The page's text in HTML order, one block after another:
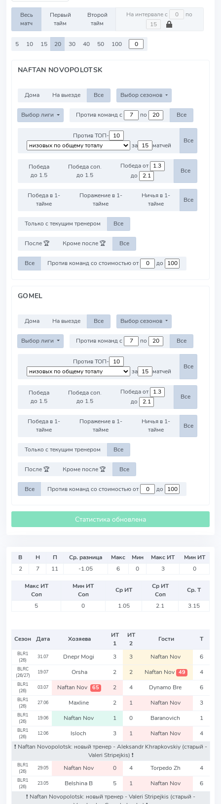
Весь
матч
Первый
тайм
Второй
тайм
На интервале с по
5 10 15 20 30 40 50 100
NAFTAN NOVOPOLOTSK
Дома На выезде Все Выбор сезонов
Выбор лиги Против команд с по Все
Против ТОП-
за
матчей
Все
Победа
до 1.5
Победа соп.
до 1.5
Победа от
до
Все
Победа в 1-
тайме
Поражение в 1-
тайме
Ничья в 1-
тайме
Все
Только с текущим тренером Все
После 🏆 Кроме после 🏆 Все
Все Против команд со стоимостью от до
GOMEL
Дома На выезде Все Выбор сезонов
Выбор лиги Против команд с по Все
Против ТОП-
за
матчей
Все
Победа
до 1.5
Победа соп.
до 1.5
Победа от
до
Все
Победа в 1-
тайме
Поражение в 1-
тайме
Ничья в 1-
тайме
Все
Только с текущим тренером Все
После 🏆 Кроме после 🏆 Все
Все Против команд со стоимостью от до
Статистика обновлена
В Н П Ср. разница Макс Мин Макс ИТ
Мин ИТ
2
7 11 -1.05 6 0 3 0
Макс ИТ
Соп
Мин ИТ
Соп
Ср ИТ
Ср ИТ
Соп
Ср. Т
5
0 1.05 2.1 3.15
Сезон Дата Хозяева
ИТ
1
ИТ
2
Гости Т
BLR1
(26)
31.07 Dnepr Mogi 3 3 Naftan Nov 6
BLRC
(26/27)
19.07 Orsha 2 2 Naftan Nov 49 4
BLR1
(26)
03.07 Naftan Nov 65 2 4 Dynamo Bre 6
BLR1
(26)
27.06 Maxline 2 1 Naftan Nov 3
BLR1
(26)
19.06 Naftan Nov 1 0 Baranovich 1
BLR1
(26)
12.06 Isloch 3 1 Naftan Nov
4
❗️ Naftan Novopolotsk: новый тренер - Aleksandr Khrapkovskiy (старый -
Valeri Stripejkis) ❗️
BLR1
(26)
29.05 Naftan Nov 0 4 Torpedo Zh 4
BLR1
(26)
23.05 Belshina B 5 1 Naftan Nov
6
❗️ Naftan Novopolotsk: новый тренер - Valeri Stripejkis (старый -